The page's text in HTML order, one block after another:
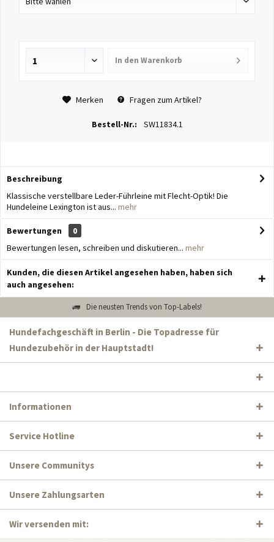
In den Warenkorb
Merken Fragen zum Artikel?
Bestell-Nr.: SW11834.1
Beschreibung
Klassische verstellbare Leder-Führleine mit Flecht-Optik! Die
Hundeleine Lexington ist aus... mehr
Bewertungen
0
Bewertungen lesen, schreiben und diskutieren... mehr
Kunden, die diesen Artikel angesehen haben, haben sich
auch angesehen:
Die neusten Trends von Top-Labels!
Hundefachgeschäft in Berlin - Die Topadresse für
Hundezubehör in der Hauptstadt!
Informationen
Service Hotline
Unsere Communitys
Unsere Zahlungsarten
Wir versenden mit: